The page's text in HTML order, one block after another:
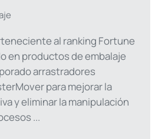
al ranking Fortune
en productos de embalaje
arrastradores
para mejorar la
y eliminar la manipulación
...